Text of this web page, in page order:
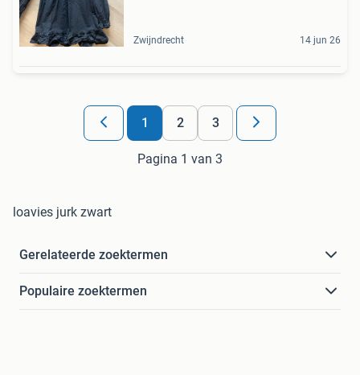
Zwijndrecht 14 jun 26
1 2 3
Pagina 1 van 3
loavies jurk zwart
Gerelateerde zoektermen
Populaire zoektermen